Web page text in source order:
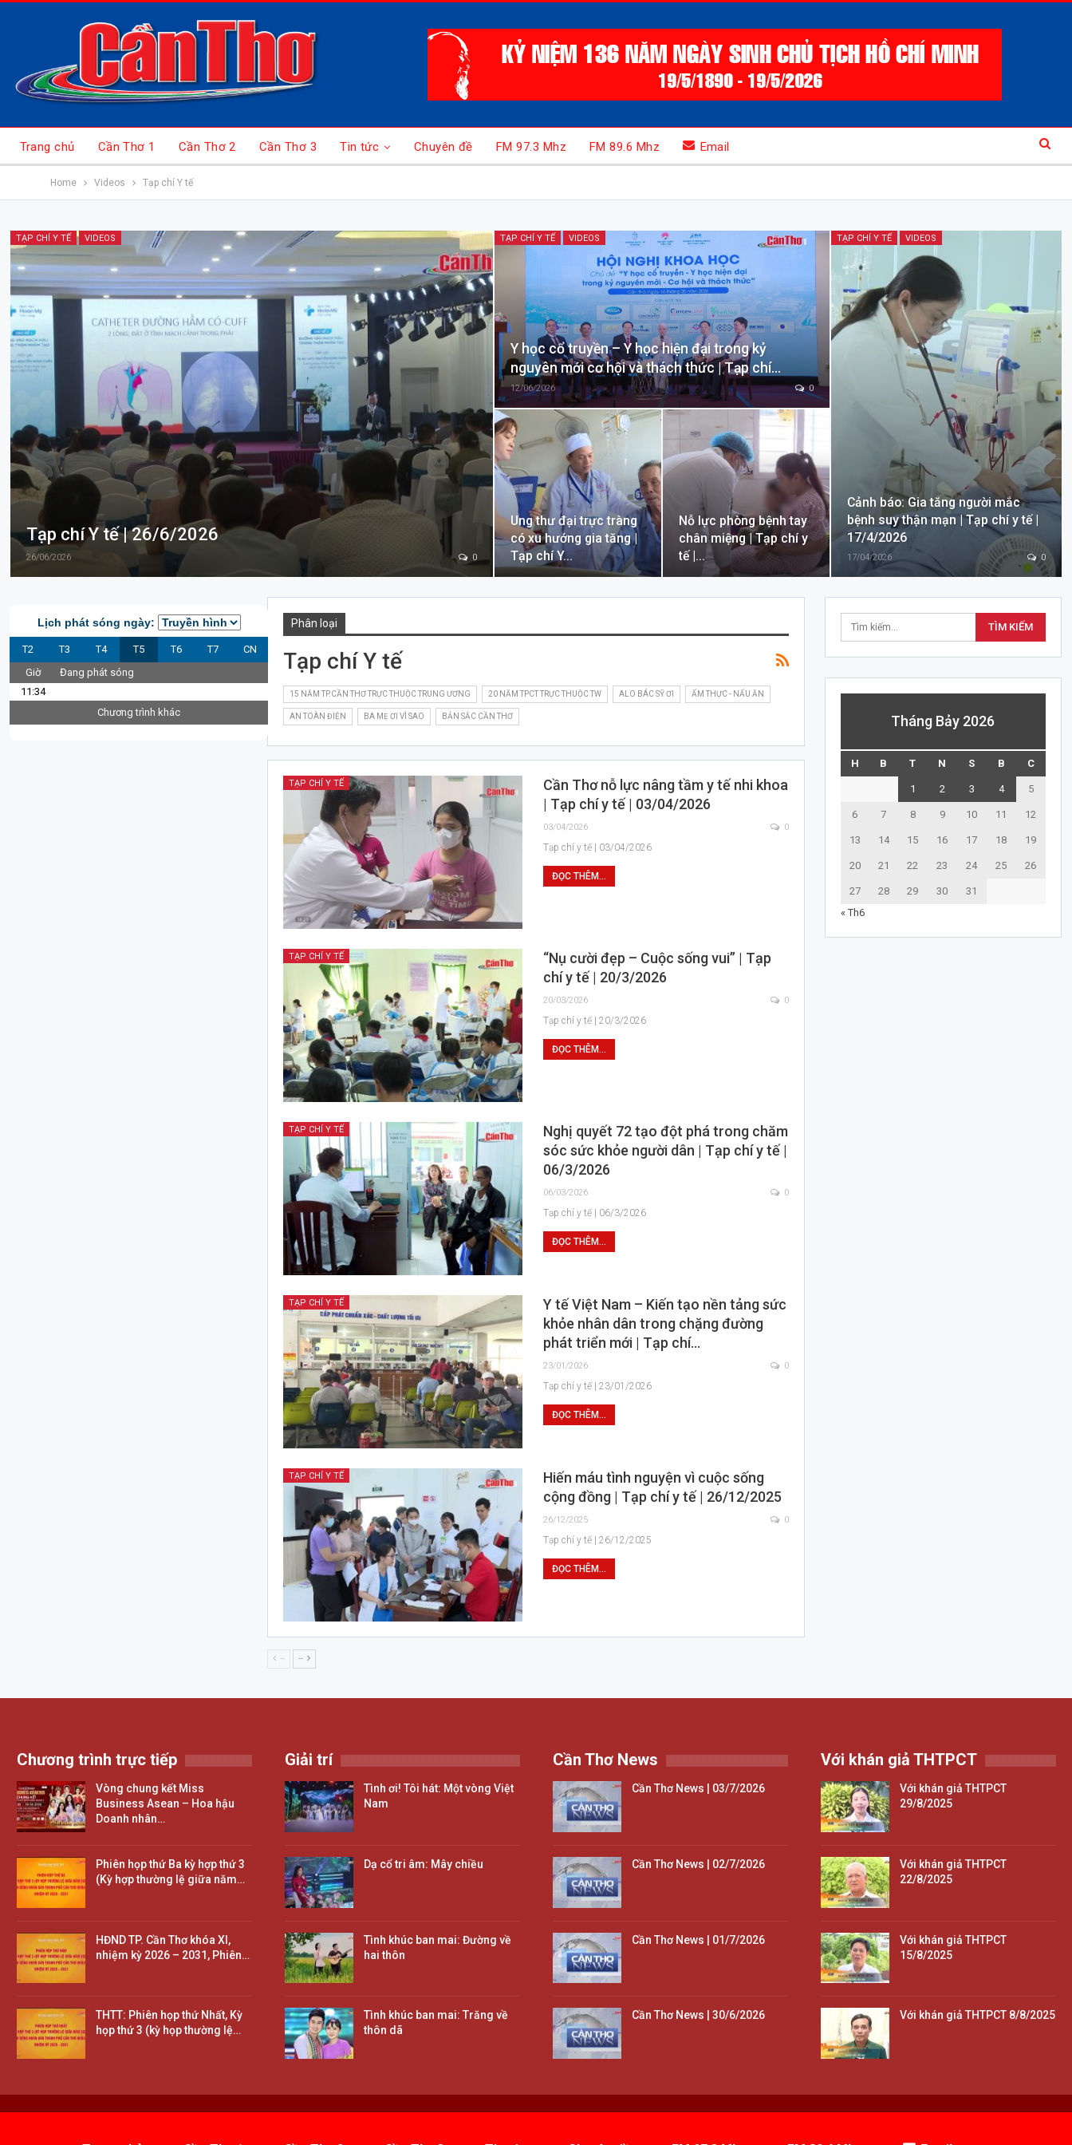
Trang chủ Cần Thơ 1 Cần Thơ 2 Cần Thơ 3 Tin tức Chuyên đề FM 97.3 Mhz FM 89.6 Mhz Email
Home Videos Tạp chí Y tế
TẠP CHÍ Y TẾ VIDEOS
Tạp chí Y tế | 26/6/2026
26/06/2026 0
TẠP CHÍ Y TẾ VIDEOS
Y học cổ truyền – Y học hiện đại trong kỷ
nguyên mới cơ hội và thách thức | Tạp chí…
12/06/2026 0
Ung thư đại trực tràng
có xu hướng gia tăng |
Tạp chí Y…
Nỗ lực phòng bệnh tay
chân miệng | Tạp chí y
tế |…
TẠP CHÍ Y TẾ VIDEOS
Cảnh báo: Gia tăng người mắc
bệnh suy thận mạn | Tạp chí y tế |
17/4/2026
17/04/2026 0
Phân loại
Tạp chí Y tế
15 NĂM TP.CẦN THƠ TRỰC THUỘC TRUNG ƯƠNG 20 NĂM TPCT TRỰC THUỘC TW ALO BÁC SỸ ƠI ẨM THỰC - NẤU ĂN
AN TOÀN ĐIỆN BA MẸ ƠI VÌ SAO BẢN SẮC CẦN THƠ
TẠP CHÍ Y TẾ
Cần Thơ nỗ lực nâng tầm y tế nhi khoa
| Tạp chí y tế | 03/04/2026
03/04/2026 0
Tạp chí y tế | 03/04/2026
ĐỌC THÊM...
TẠP CHÍ Y TẾ
“Nụ cười đẹp – Cuộc sống vui” | Tạp
chí y tế | 20/3/2026
20/03/2026 0
Tạp chí y tế | 20/3/2026
ĐỌC THÊM...
TẠP CHÍ Y TẾ
Nghị quyết 72 tạo đột phá trong chăm
sóc sức khỏe người dân | Tạp chí y tế |
06/3/2026
06/03/2026 0
Tạp chí y tế | 06/3/2026
ĐỌC THÊM...
TẠP CHÍ Y TẾ
Y tế Việt Nam – Kiến tạo nền tảng sức
khỏe nhân dân trong chặng đường
phát triển mới | Tạp chí…
23/01/2026 0
Tạp chí y tế | 23/01/2026
ĐỌC THÊM...
TẠP CHÍ Y TẾ
Hiến máu tình nguyện vì cuộc sống
cộng đồng | Tạp chí y tế | 26/12/2025
26/12/2025 0
Tạp chí y tế | 26/12/2025
ĐỌC THÊM...
-- --
Tháng Bảy 2026
H B T N S B C
1 2 3 4 5
6 7 8 9 10 11 12
13 14 15 16 17 18 19
20 21 22 23 24 25 26
27 28 29 30
31
« Th6
Lịch phát sóng ngày:
T2 T3 T4 T5 T6 T7
CN
Giờ
Đang phát sóng
11:34
Chương trình khác
Chương trình trực tiếp
Vòng chung kết Miss
Business Asean – Hoa hậu
Doanh nhân…
Phiên họp thứ Ba kỳ hợp thứ 3
(Kỳ hợp thường lệ giữa năm…
HĐND TP. Cần Thơ khóa XI,
nhiệm kỳ 2026 – 2031, Phiên…
THTT: Phiên họp thứ Nhất, Kỳ
họp thứ 3 (kỳ họp thường lệ…
Giải trí
Tình ơi! Tôi hát: Một vòng Việt
Nam
Dạ cổ tri âm: Mây chiều
Tình khúc ban mai: Đường về
hai thôn
Tình khúc ban mai: Trăng về
thôn dã
Cần Thơ News
Cần Thơ News | 03/7/2026
Cần Thơ News | 02/7/2026
Cần Thơ News | 01/7/2026
Cần Thơ News | 30/6/2026
Với khán giả THTPCT
Với khán giả THTPCT
29/8/2025
Với khán giả THTPCT
22/8/2025
Với khán giả THTPCT
15/8/2025
Với khán giả THTPCT 8/8/2025